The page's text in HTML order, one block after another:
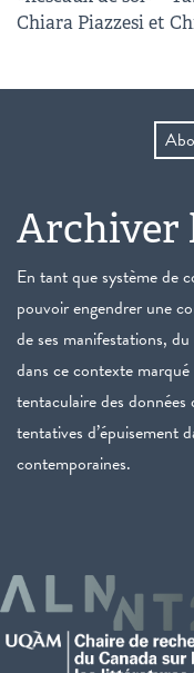
Chiara Piazzesi et
Archiver
En tant que système de
pouvoir engendrer une
de ses manifestations,
dans ce contexte
tentaculaire des
tentatives d’épuisement
contemporaines.